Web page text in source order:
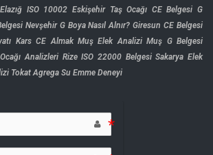
Elazığ ISO 10002 Eskişehir Taş Ocağı CE Belgesi G
Nevşehir G Boya Nasıl Alnır? Giresun CE Belgesi
Kars CE Almak Muş Elek Analizi Muş G Belgesi
Analizleri Rize ISO 22000 Belgesi Sakarya Elek
Tokat Agrega Su Emme Deneyi